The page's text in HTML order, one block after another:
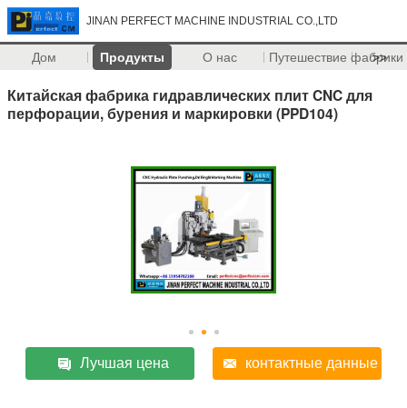
JINAN PERFECT MACHINE INDUSTRIAL CO.,LTD
Дом Продукты О нас Путешествие фабрики
>>
Китайская фабрика гидравлических плит CNC для
перфорации, бурения и маркировки (PPD104)
Лучшая цена контактные данные